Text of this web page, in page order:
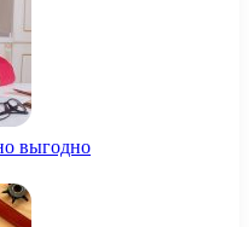
выгодно